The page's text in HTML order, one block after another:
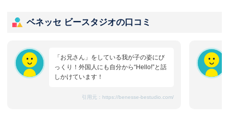
ベネッセ ビースタジオの口コミ
「お兄さん」をしている我が子の姿にび
っくり！外国人にも自分から“Hello!”と話
しかけています！
引用元： https://benesse-bestudio.com/